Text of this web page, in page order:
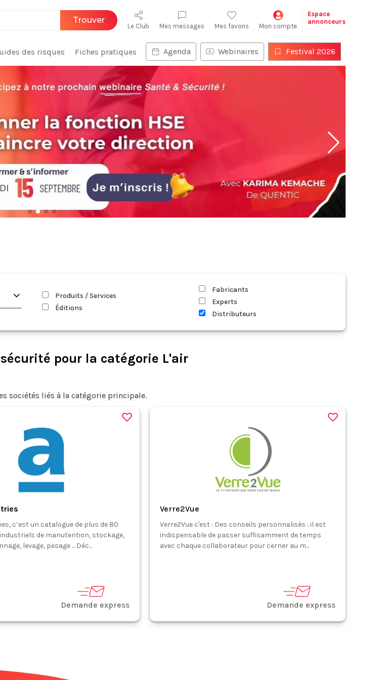
Trouver
Le Club Mes messages Mes favoris Mon compte
Espace
annonceurs
des risques Fiches pratiques Agenda Webinaires Festival 2026
Produits / Services
Éditions
Fabricants
Experts
Distributeurs
pour la catégorie L'air
sociétés liés à la catégorie principale.
c’est un catalogue de plus de 80
de manutention, stockage,
levage, pesage ... Déc...
Demande express
Verre2Vue
Verre2Vue c'est : Des conseils personnalisés : il est
indispensable de passer suffisamment de temps
avec chaque collaborateur pour cerner au m...
Demande express